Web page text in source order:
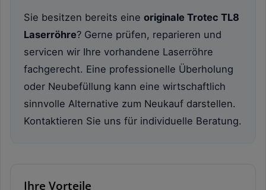
Sie besitzen bereits eine originale Trotec TL8
Laserröhre? Gerne prüfen, reparieren und
servicen wir Ihre vorhandene Laserröhre
fachgerecht. Eine professionelle Überholung
oder Neubefüllung kann eine wirtschaftlich
sinnvolle Alternative zum Neukauf darstellen.
Kontaktieren Sie uns für individuelle Beratung.
Ihre Vorteile